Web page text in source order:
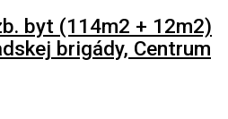
byt (114m2 + 12m2)
brigády, Centrum